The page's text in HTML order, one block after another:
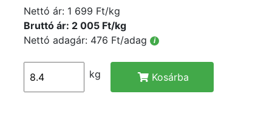
Nettó ár: 1 699 Ft/kg
Bruttó ár: 2 005 Ft/kg
Nettó adagár: 476 Ft/adag
i
kg Kosárba